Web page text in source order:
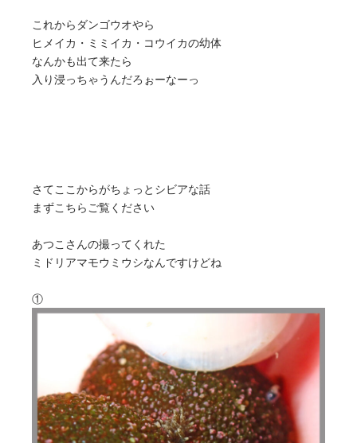
これからダンゴウオやら
ヒメイカ・ミミイカ・コウイカの幼体
なんかも出て来たら
入り浸っちゃうんだろぉーなーっ
さてここからがちょっとシビアな話
まずこちらご覧ください
あつこさんの撮ってくれた
ミドリアマモウミウシなんですけどね
①